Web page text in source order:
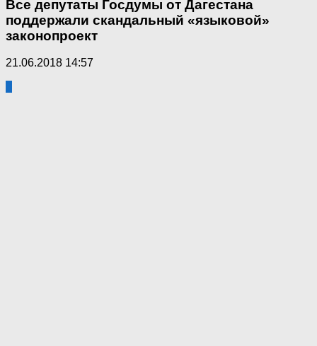
Все депутаты Госдумы от Дагестана
поддержали скандальный «языковой»
законопроект
21.06.2018 14:57